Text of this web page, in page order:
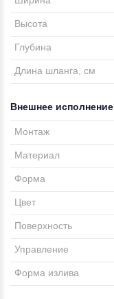
Высота
Глубина
Длина шланга, см
Внешнее исполнение
Монтаж
Материал
Форма
Цвет
Поверхность
Управление
Форма излива